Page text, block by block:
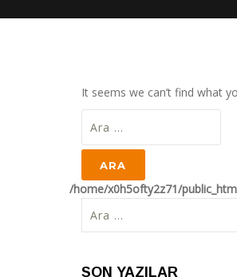
It seems we can’t find what
/home/x0h5ofty2z71/
SON YAZILAR